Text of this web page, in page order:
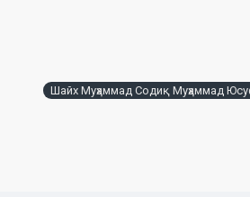
Шайх Муҳаммад Содиқ Муҳаммад